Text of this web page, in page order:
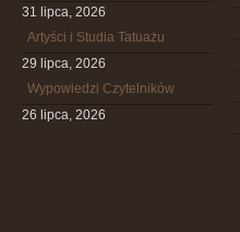
31 lipca, 2026
Artyści i Studia Tatuażu
29 lipca, 2026
Wypowiedzi Czytelników
26 lipca, 2026